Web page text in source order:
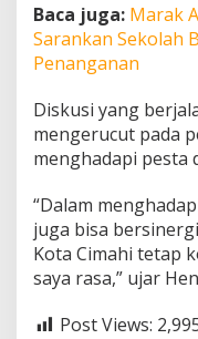
Baca juga: Marak
Sarankan Sekolah
Penanganan
Diskusi yang
mengerucut pada
menghadapi pesta
“Dalam
juga bisa
Kota Cimahi tetap
saya rasa,” ujar
Post Views: